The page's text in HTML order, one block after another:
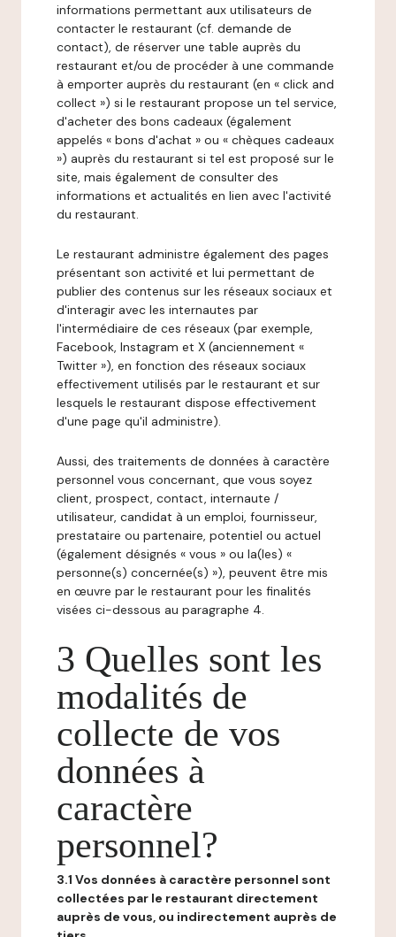
informations permettant aux utilisateurs de
contacter le restaurant (cf. demande de
contact), de réserver une table auprès du
restaurant et/ou de procéder à une commande
à emporter auprès du restaurant (en « click and
collect ») si le restaurant propose un tel service,
d'acheter des bons cadeaux (également
appelés « bons d'achat » ou « chèques cadeaux
») auprès du restaurant si tel est proposé sur le
site, mais également de consulter des
informations et actualités en lien avec l'activité
du restaurant.
Le restaurant administre également des pages
présentant son activité et lui permettant de
publier des contenus sur les réseaux sociaux et
d'interagir avec les internautes par
l'intermédiaire de ces réseaux (par exemple,
Facebook, Instagram et X (anciennement «
Twitter »), en fonction des réseaux sociaux
effectivement utilisés par le restaurant et sur
lesquels le restaurant dispose effectivement
d'une page qu'il administre).
Aussi, des traitements de données à caractère
personnel vous concernant, que vous soyez
client, prospect, contact, internaute /
utilisateur, candidat à un emploi, fournisseur,
prestataire ou partenaire, potentiel ou actuel
(également désignés « vous » ou la(les) «
personne(s) concernée(s) »), peuvent être mis
en œuvre par le restaurant pour les finalités
visées ci-dessous au paragraphe 4.
3 Quelles sont les
modalités de
collecte de vos
données à
caractère
personnel?
3.1 Vos données à caractère personnel sont
collectées par le restaurant directement
auprès de vous, ou indirectement auprès de